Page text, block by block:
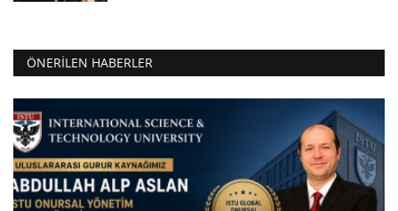
ÖNERILEN HABERLER